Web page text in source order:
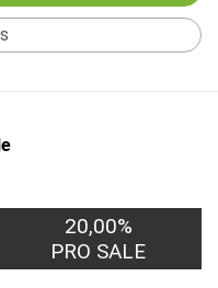
20,00%
PRO SALE